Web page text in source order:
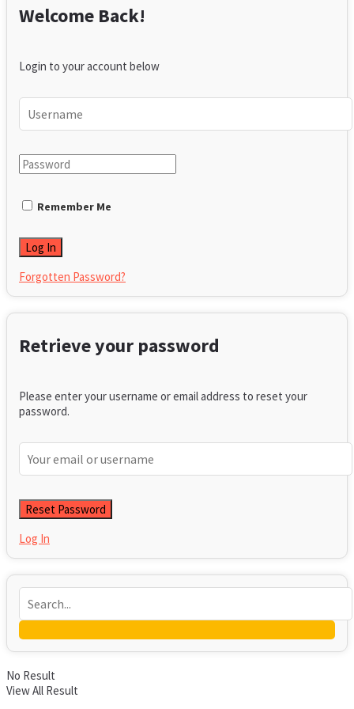
Welcome Back!
Login to your account below
Remember Me
Forgotten Password?
Retrieve your password
Please enter your username or email address to reset your
password.
Log In
No Result
View All Result